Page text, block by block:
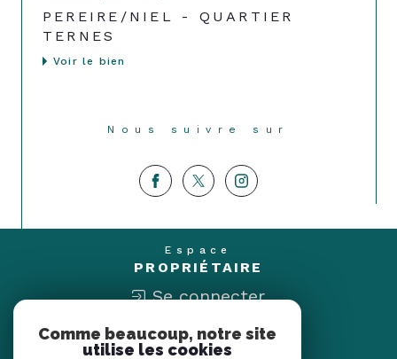
PEREIRE/NIEL - QUARTIER
TERNES
Voir le bien
Nous suivre sur
Espace
PROPRIÉTAIRE
Se connecter
Nous
Comme beaucoup, notre site
utilise les cookies